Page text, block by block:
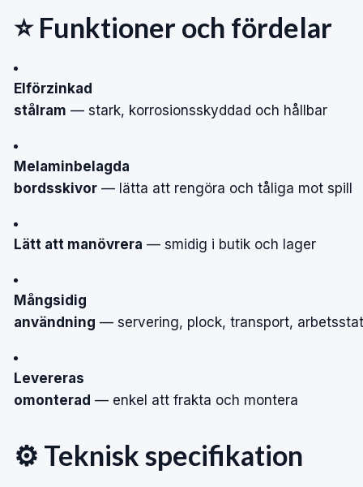
⭐Funktioneroch fördelar
Elförzinkad
stålram — stark, korrosionsskyddad och hållbar
Melaminbelagda
bordsskivor — lätta att rengöra och tåliga mot spill
Lätt att manövrera — smidig i butik och lager
Mångsidig
användning — servering, plock, transport,
Levereras
omonterad — enkel att frakta och montera
⚙️ Tekniskspecifikation